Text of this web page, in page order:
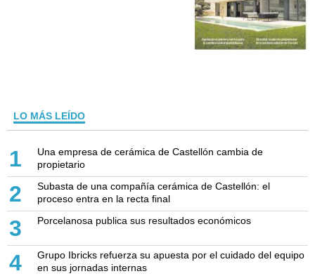
LO MÁS LEÍDO
1
Una empresa de cerámica de Castellón cambia de
propietario
2
Subasta de una compañía cerámica de Castellón: el
proceso entra en la recta final
3 Porcelanosa publica sus resultados económicos
4
Grupo Ibricks refuerza su apuesta por el cuidado del equipo
en sus jornadas internas